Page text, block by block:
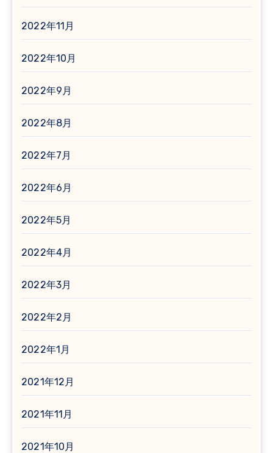
2022年11月
2022年10月
2022年9月
2022年8月
2022年7月
2022年6月
2022年5月
2022年4月
2022年3月
2022年2月
2022年1月
2021年12月
2021年11月
2021年10月